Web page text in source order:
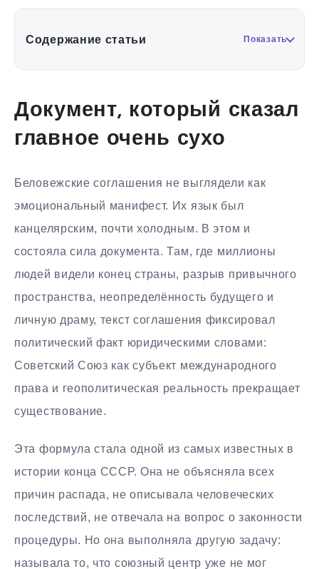
Содержание статьи Показать
Документ, который сказал
главное очень сухо
Беловежские соглашения не выглядели как
эмоциональный манифест. Их язык был
канцелярским, почти холодным. В этом и
состояла сила документа. Там, где миллионы
людей видели конец страны, разрыв привычного
пространства, неопределённость будущего и
личную драму, текст соглашения фиксировал
политический факт юридическими словами:
Советский Союз как субъект международного
права и геополитическая реальность прекращает
существование.
Эта формула стала одной из самых известных в
истории конца СССР. Она не объясняла всех
причин распада, не описывала человеческих
последствий, не отвечала на вопрос о законности
процедуры. Но она выполняла другую задачу:
называла то, что союзный центр уже не мог